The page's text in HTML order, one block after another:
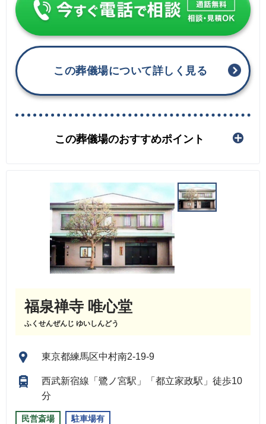
この葬儀場について詳しく見る
この葬儀場のおすすめポイント
福泉禅寺 唯心堂
ふくせんぜんじ ゆいしんどう
東京都練馬区中村南2-19-9
西武新宿線「鷺ノ宮駅」「都立家政駅」徒歩10
分
民営斎場 駐車場有